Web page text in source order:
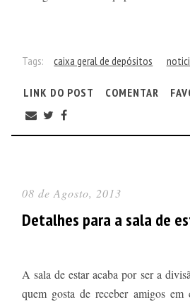
Tags: caixa geral de depósitos
LINK DO POST COMENTAR
08 de Agosto, 2013
Detalhes para a sala de
A sala de estar acaba por ser a
quem gosta de receber amigos em